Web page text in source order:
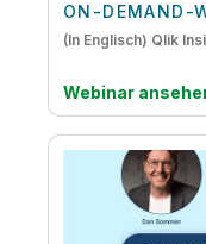
ON-DEMAND-
(In Englisch) Qlik
Webinar